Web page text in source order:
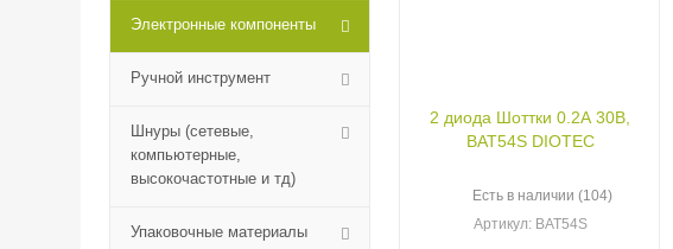
Электронные компоненты
Ручной инструмент
Шнуры (сетевые,
компьютерные,
высокочастотные и тд)
Упаковочные материалы
2 диода Шоттки 0.2А 30В,
BAT54S DIOTEC
Есть в наличии (104)
Артикул: BAT54S